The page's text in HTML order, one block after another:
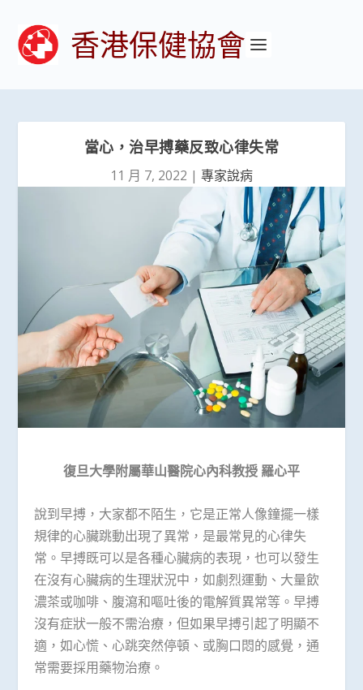
香港保健協會
當心，治早搏藥反致心律失常
11 月 7, 2022 | 專家說病
復旦大學附屬華山醫院心內科教授 羅心平
說到早搏，大家都不陌生，它是正常人像鐘擺一樣
規律的心臟跳動出現了異常，是最常見的心律失
常。早搏既可以是各種心臟病的表現，也可以發生
在沒有心臟病的生理狀況中，如劇烈運動、大量飲
濃茶或咖啡、腹瀉和嘔吐後的電解質異常等。早搏
沒有症狀一般不需治療，但如果早搏引起了明顯不
適，如心慌、心跳突然停頓、或胸口悶的感覺，通
常需要採用藥物治療。